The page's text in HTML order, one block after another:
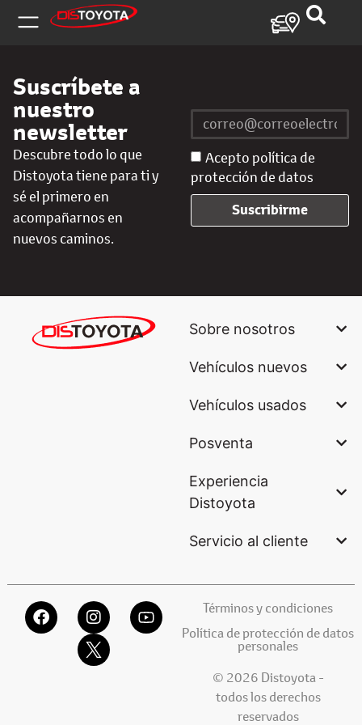
Suscríbete a
nuestro
newsletter
Descubre todo lo que
Distoyota tiene para ti y
sé el primero en
acompañarnos en
nuevos caminos.
Acepto política de
protección de datos
Suscribirme
Sobre nosotros
Vehículos nuevos
Vehículos usados
Posventa
Experiencia
Distoyota
Servicio al cliente
Términos y condiciones
Política de protección de datos
personales
© 2026 Distoyota -
todos los derechos
reservados